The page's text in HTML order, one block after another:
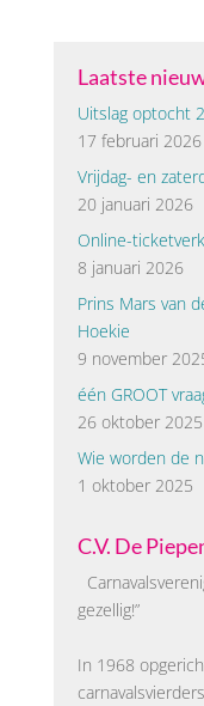
Laatste
Uitslag optocht
17 februari 2026
Vrijdag- en
20 januari 2026
Online-
8 januari 2026
Prins Mars van
Hoekie
9 november
één GROOT
26 oktober 2025
Wie worden de
1 oktober 2025
C.V. De
gezellig!”
In 1968